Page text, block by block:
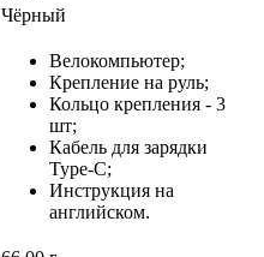
Чёрный
Велокомпьютер;
Крепление на руль;
Кольцо крепления - 3
шт;
Кабель для зарядки
Type-C;
Инструкция на
английском.